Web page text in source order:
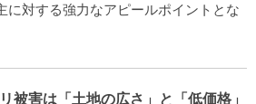
に対する強力なアピールポイントとな
被害は「土地の広さ」と「低価格」